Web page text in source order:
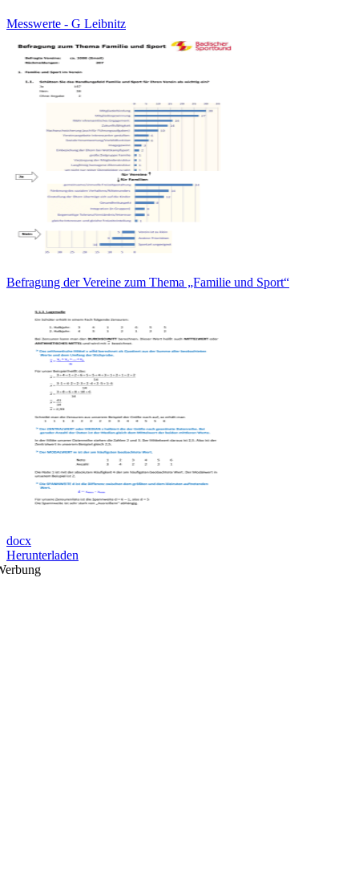
Messwerte - G Leibnitz
Befragung der Vereine zum Thema „Familie und Sport“
docx
Herunterladen